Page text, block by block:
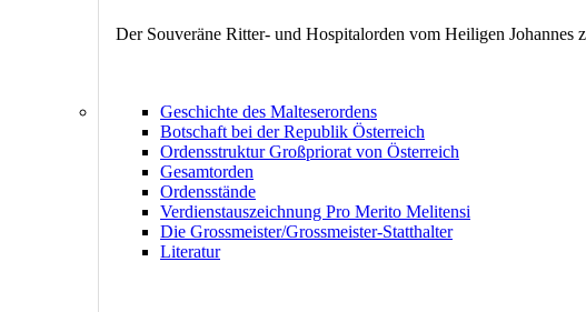
Der Souveräne Ritter- und Hospitalorden vom Heiligen
Geschichte des Malteserordens
Botschaft bei der Republik Österreich
Ordensstruktur Großpriorat von Österreich
Gesamtorden
Ordensstände
Verdienstauszeichnung Pro Merito Melitensi
Die Grossmeister/Grossmeister-Statthalter
Literatur